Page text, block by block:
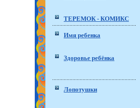
ТЕРЕМОК - КОМИКС
Имя ребенка
Здоровье ребёнка
Лопотушки